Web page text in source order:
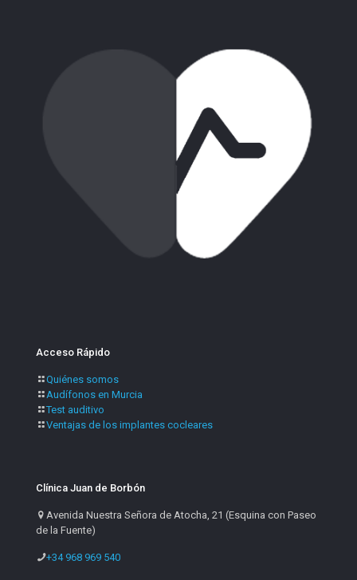
Acceso Rápido
Quiénes somos
Audífonos en Murcia
Test auditivo
Ventajas de los implantes cocleares
Clínica Juan de Borbón
Avenida Nuestra Señora de Atocha, 21 (Esquina con Paseo
de la Fuente)
+34 968 969 540